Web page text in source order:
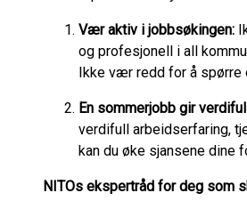
Vær aktiv i jobbsøkingen:
og profesjonell i all
Ikke vær redd for å spørre
En sommerjobb gir
verdifull arbeidserfaring,
kan du øke sjansene dine
NITOs ekspertråd for deg som